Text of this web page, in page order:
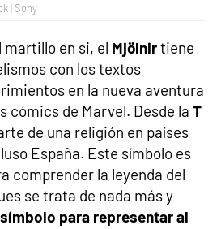
| Sony
martillo en si, el Mjölnirtiene
con los textos
en la nueva aventura
cómics de Marvel. Desde la T
de una religión en países
España. Este símbolo es
comprender la leyenda del
se trata de nada más y
símbolo para representar al